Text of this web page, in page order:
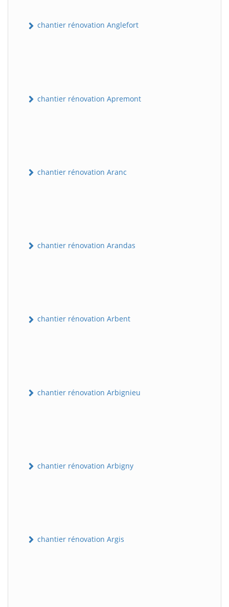
chantier rénovation Anglefort
chantier rénovation Apremont
chantier rénovation Aranc
chantier rénovation Arandas
chantier rénovation Arbent
chantier rénovation Arbignieu
chantier rénovation Arbigny
chantier rénovation Argis